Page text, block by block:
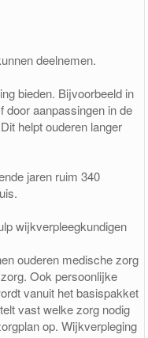
deelnemen.
bieden. Bijvoorbeeld in
door aanpassingen in de
helpt ouderen langer
jaren ruim 340
wijkverpleegkundigen
ouderen medische zorg
Ook persoonlijke
vanuit het basispakket
vast welke zorg nodig
op. Wijkverpleging